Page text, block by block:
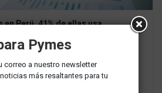
Perú, 41% de ellas usa
ha experimentado una transformación
años gracias a la integración de
Pymes
correo a nuestro newsletter
más resaltantes para tu